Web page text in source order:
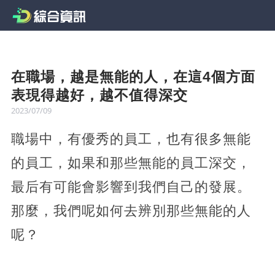
在職場，越是無能的人，在這4個方面
表現得越好，越不值得深交
2023/07/09
職場中，有優秀的員工，也有很多無能
的員工，如果和那些無能的員工深交，
最后有可能會影響到我們自己的發展。
那麼，我們呢如何去辨別那些無能的人
呢？